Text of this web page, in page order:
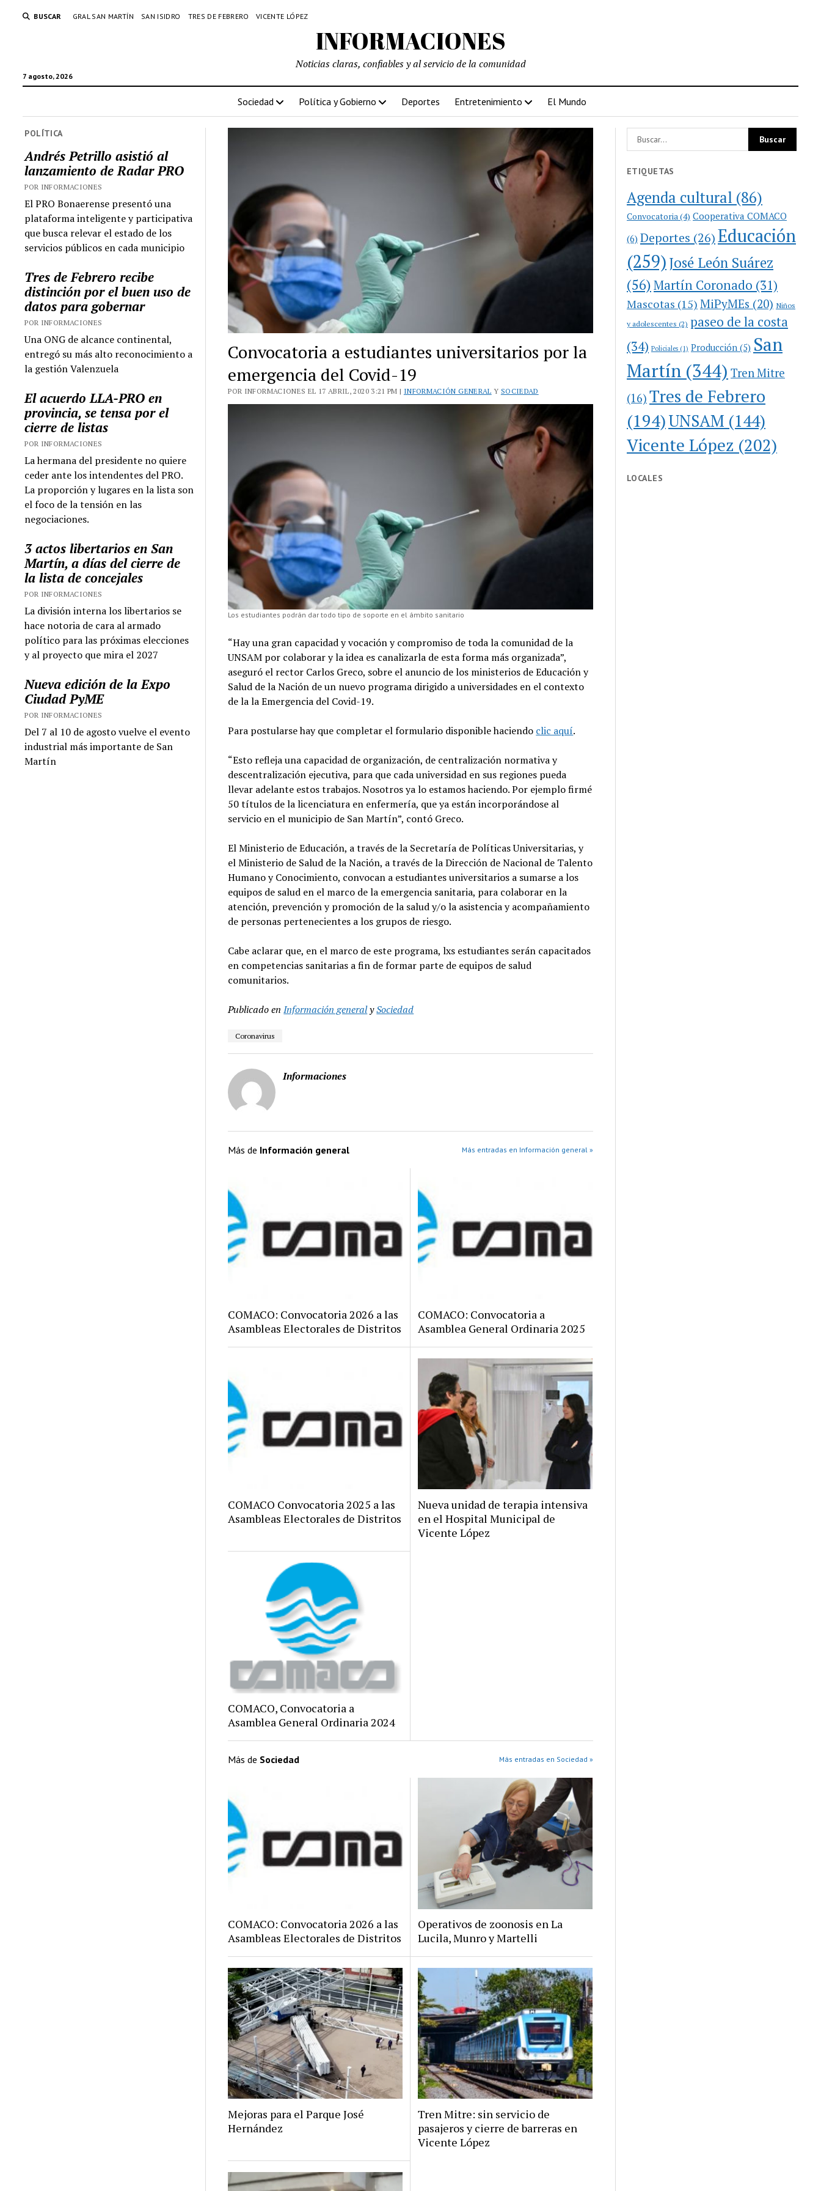
BUSCAR GRAL SAN MARTÍN SAN ISIDRO TRES DE FEBRERO VICENTE LÓPEZ
INFORMACIONES
7 agosto, 2026
Noticias claras, confiables y al servicio de la comunidad
Sociedad Política y Gobierno Deportes Entretenimiento El Mundo
POLÍTICA
Andrés Petrillo asistió al
lanzamiento de Radar PRO
POR INFORMACIONES
El PRO Bonaerense presentó una
plataforma inteligente y participativa
que busca relevar el estado de los
servicios públicos en cada municipio
Tres de Febrero recibe
distinción por el buen uso de
datos para gobernar
POR INFORMACIONES
Una ONG de alcance continental,
entregó su más alto reconocimiento a
la gestión Valenzuela
El acuerdo LLA-PRO en
provincia, se tensa por el
cierre de listas
POR INFORMACIONES
La hermana del presidente no quiere
ceder ante los intendentes del PRO.
La proporción y lugares en la lista son
el foco de la tensión en las
negociaciones.
3 actos libertarios en San
Martín, a días del cierre de
la lista de concejales
POR INFORMACIONES
La división interna los libertarios se
hace notoria de cara al armado
político para las próximas elecciones
y al proyecto que mira el 2027
Nueva edición de la Expo
Ciudad PyME
POR INFORMACIONES
Del 7 al 10 de agosto vuelve el evento
industrial más importante de San
Martín
Convocatoria a estudiantes universitarios por la
emergencia del Covid-19
POR INFORMACIONES EL 17 ABRIL, 2020 3:21 PM | INFORMACIÓN GENERAL Y SOCIEDAD
Los estudiantes podrán dar todo tipo de soporte en el ámbito sanitario
“Hay una gran capacidad y vocación y compromiso de toda la comunidad de la
UNSAM por colaborar y la idea es canalizarla de esta forma más organizada”,
aseguró el rector Carlos Greco, sobre el anuncio de los ministerios de Educación y
Salud de la Nación de un nuevo programa dirigido a universidades en el contexto
de la la Emergencia del Covid-19.
Para postularse hay que completar el formulario disponible haciendo clic aquí.
“Esto refleja una capacidad de organización, de centralización normativa y
descentralización ejecutiva, para que cada universidad en sus regiones pueda
llevar adelante estos trabajos. Nosotros ya lo estamos haciendo. Por ejemplo firmé
50 títulos de la licenciatura en enfermería, que ya están incorporándose al
servicio en el municipio de San Martín”, contó Greco.
El Ministerio de Educación, a través de la Secretaría de Políticas Universitarias, y
el Ministerio de Salud de la Nación, a través de la Dirección de Nacional de Talento
Humano y Conocimiento, convocan a estudiantes universitarios a sumarse a los
equipos de salud en el marco de la emergencia sanitaria, para colaborar en la
atención, prevención y promoción de la salud y/o la asistencia y acompañamiento
de personas pertenecientes a los grupos de riesgo.
Cabe aclarar que, en el marco de este programa, lxs estudiantes serán capacitados
en competencias sanitarias a fin de formar parte de equipos de salud
comunitarios.
Publicado en Información generalySociedad
Coronavirus
Informaciones
Más de Información general Más entradas en Información general »
COMACO: Convocatoria 2026 a las
Asambleas Electorales de Distritos
COMACO: Convocatoria a
Asamblea General Ordinaria 2025
COMACO Convocatoria 2025 a las
Asambleas Electorales de Distritos
Nueva unidad de terapia intensiva
en el Hospital Municipal de
Vicente López
COMACO, Convocatoria a
Asamblea General Ordinaria 2024
Más de Sociedad Más entradas en Sociedad »
COMACO: Convocatoria 2026 a las
Asambleas Electorales de Distritos
Operativos de zoonosis en La
Lucila, Munro y Martelli
Mejoras para el Parque José
Hernández
Tren Mitre: sin servicio de
pasajeros y cierre de barreras en
Vicente López
ETIQUETAS
Agenda cultural (86)
Convocatoria (4) Cooperativa COMACO
(6) Deportes (26)Educación
(259)José León Suárez
(56)Martín Coronado (31)
Mascotas (15) MiPyMEs (20) Niños
y adolescentes (2) paseo de la costa
(34) Policiales (1) Producción (5) San
Martín (344) Tren Mitre
(16) Tres de Febrero
(194)UNSAM (144)
Vicente López (202)
LOCALES